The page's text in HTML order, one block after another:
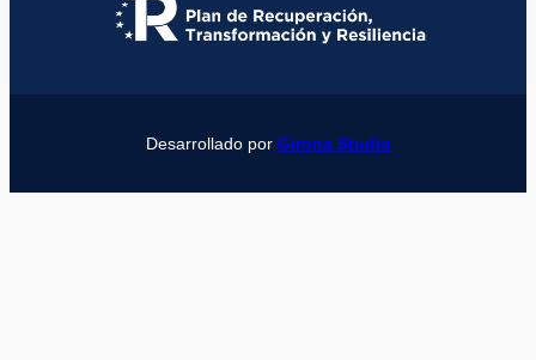
Desarrollado por Girona Studio